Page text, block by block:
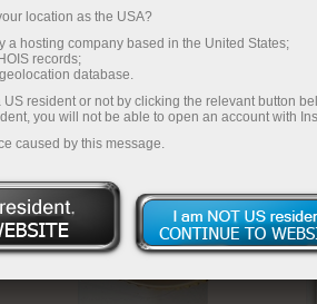
location as the USA?
a hosting company based in the United States;
records;
database.
resident or not by clicking the relevant button
you will not be able to open an account with
caused by this message.